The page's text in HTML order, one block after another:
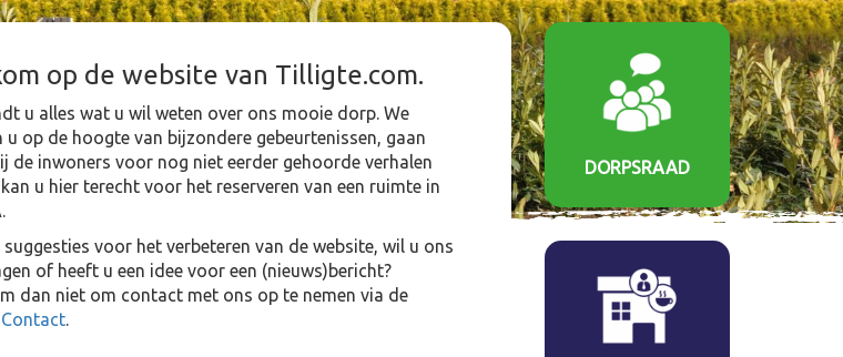
DORPSRAAD
op de website van Tilligte.com.
u alles wat u wil weten over ons mooie dorp. We
u op de hoogte van bijzondere gebeurtenissen, gaan
de inwoners voor nog niet eerder gehoorde verhalen
u hier terecht voor het reserveren van een ruimte in
suggesties voor het verbeteren van de website, wil u ons
of heeft u een idee voor een (nieuws)bericht?
dan niet om contact met ons op te nemen via de
Contact